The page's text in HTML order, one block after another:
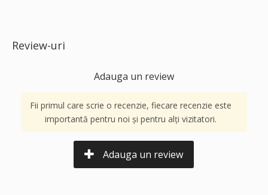
Review-uri
Adauga un review
Fii primul care scrie o recenzie, fiecare recenzie este
importantă pentru noi și pentru alți vizitatori.
Adauga un review